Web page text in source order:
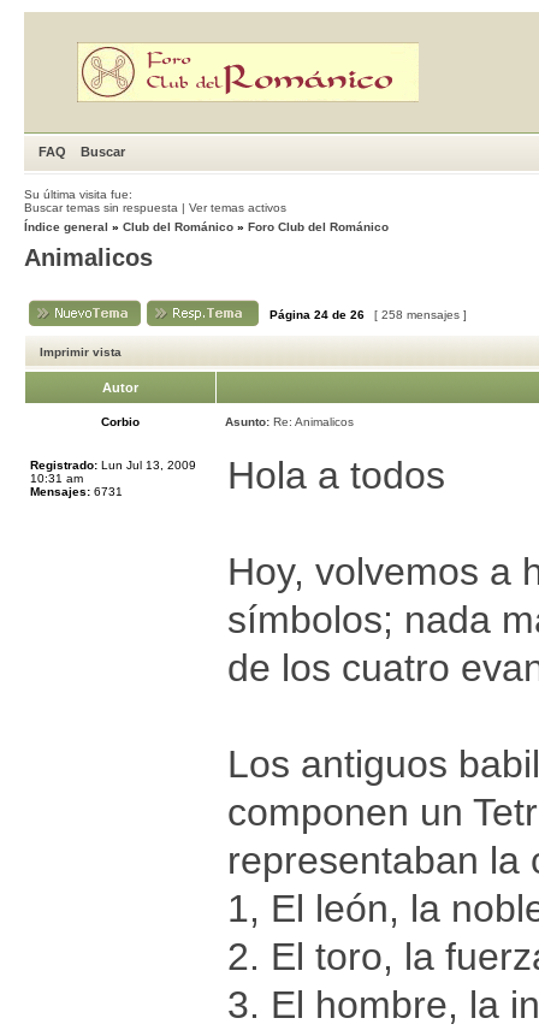
FAQ Buscar
Su última visita fue:
Buscar temas sin respuesta | Ver temas activos
Índice general » Club del Románico » Foro Club del Románico
Animalicos
Página 24 de 26 [ 258 mensajes ]
Imprimir vista
Autor
Corbio Asunto: Re: Animalicos
Registrado: Lun Jul 13, 2009
10:31 am
Mensajes: 6731 Hola a todos
Hoy, volvemos a
símbolos; nada
de los cuatro
Los antiguos
componen un
representaban la
1, El león, la
2. El toro, la
3. El hombre, la